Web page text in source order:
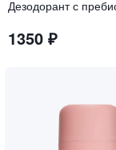
1350 ₽